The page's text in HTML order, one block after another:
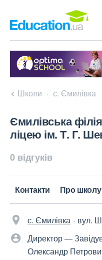
Школи с. Ємилівка
Ємилівська
ліцею ім. Т. Г.
0 відгуків
Контакти Про школу
с. Ємилівка
вул.
Директор —
Олександр